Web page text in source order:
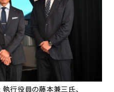
行役員の藤本兼三氏、